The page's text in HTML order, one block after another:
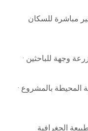
مباشرة للسكان
· تنمية السياحة البيئية حيث أصبحت المزرعة وجهة للباحثين
المحيطة بالمشروع
الجغرافية